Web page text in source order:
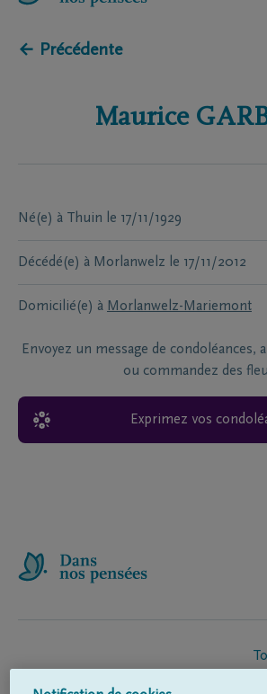
← Précédente
Maurice
Né(e) à Thuin le 17/11/1929
Décédé(e) à Morlanwelz le 17/11/2012
Domicilié(e) à Morlanwelz-Mariemont
Envoyez un message de condoléances,
ou commandez des
Exprimez vos